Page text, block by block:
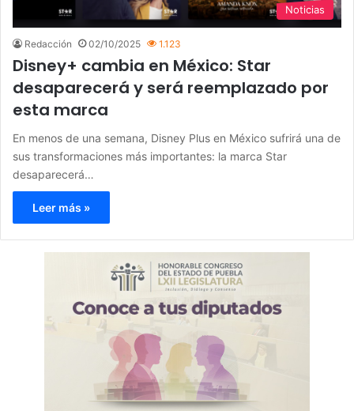
Noticias
Redacción 02/10/2025 1.123
Disney+ cambia en México: Star
desaparecerá y será reemplazado por
esta marca
En menos de una semana, Disney Plus en México sufrirá una de
sus transformaciones más importantes: la marca Star
desaparecerá…
Leer más »